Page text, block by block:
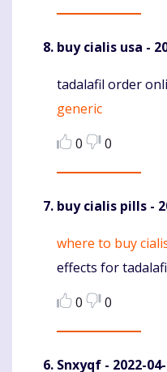
buy cialis usa -
Komentaras
tadalafil order
generic
0
0
buy cialis pills -
Komentaras
where to buy
effects for
0
0
Snxyqf - 2022-